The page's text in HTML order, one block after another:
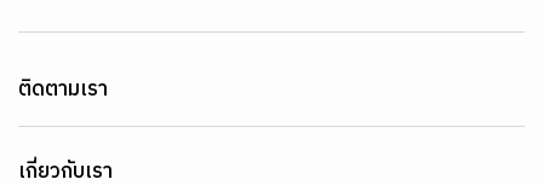
ติดตามเรา
เกี่ยวกับเรา